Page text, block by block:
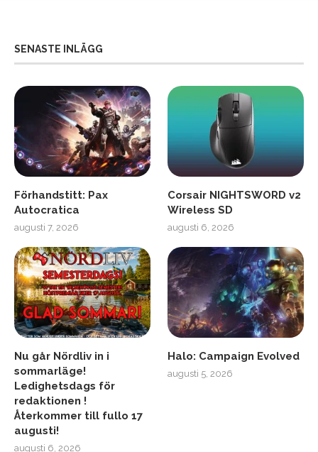
SENASTE INLÄGG
Förhandstitt: Pax
Autocratica
augusti 7, 2026
Corsair NIGHTSWORD v2
Wireless SD
augusti 6, 2026
Nu går Nördliv in i
sommarläge!
Ledighetsdags för
redaktionen !
Återkommer till fullo 17
augusti!
augusti 6, 2026
Halo: Campaign Evolved
augusti 5, 2026